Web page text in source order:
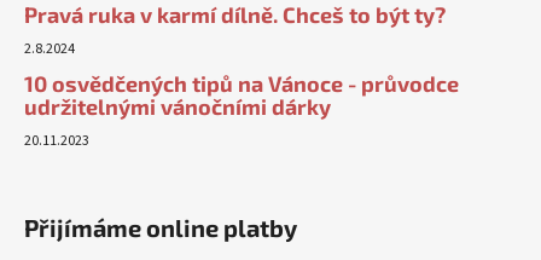
Pravá ruka v karmí dílně. Chceš to být ty?
2.8.2024
10 osvědčených tipů na Vánoce - průvodce
udržitelnými vánočními dárky
20.11.2023
Přijímáme online platby